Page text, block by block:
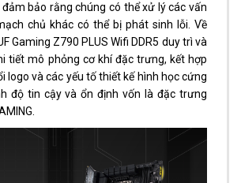
bảo rằng chúng có thể xử lý các vấn
chủ khác có thể bị phát sinh lỗi. Về
Gaming Z790 PLUS Wifi DDR5 duy trì và
tiết mô phỏng cơ khí đặc trưng, kết hợp
logo và các yếu tố thiết kế hình học cứng
độ tin cậy và ổn định vốn là đặc trưng